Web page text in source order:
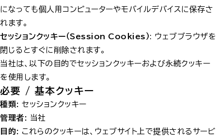
になっても個人用コンピューターやモバイルデバイスに保存さ
れます。
セッションクッキー（Session Cookies）: ウェブブラウザを
閉じるとすぐに削除されます。
当社は、以下の目的でセッションクッキーおよび永続クッキー
を使用します。
必要 / 基本クッキー
種類: セッションクッキー
管理者: 当社
目的: これらのクッキーは、ウェブサイト上で提供されるサービ